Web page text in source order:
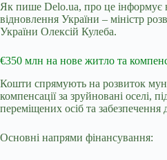
Як пише Delo.ua, про це інформує
відновлення України – міністр
України Олексій Кулеба.
€350 млн на нове житло та
Кошти спрямують на розвиток
компенсації за зруйновані оселі,
переміщених осіб та
Основні напрями фінансування: